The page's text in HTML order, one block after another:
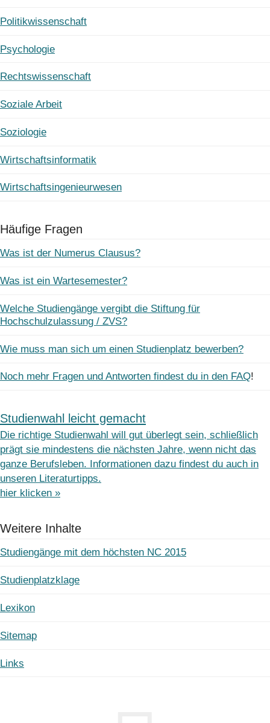
Politikwissenschaft
Psychologie
Rechtswissenschaft
Soziale Arbeit
Soziologie
Wirtschaftsinformatik
Wirtschaftsingenieurwesen
Häufige Fragen
Was ist der Numerus Clausus?
Was ist ein Wartesemester?
Welche Studiengänge vergibt die Stiftung für
Hochschulzulassung / ZVS?
Wie muss man sich um einen Studienplatz bewerben?
Noch mehr Fragen und Antworten findest du in den FAQ!
Studienwahl leicht gemacht
Die richtige Studienwahl will gut überlegt sein, schließlich
prägt sie mindestens die nächsten Jahre, wenn nicht das
ganze Berufsleben. Informationen dazu findest du auch in
unseren Literaturtipps.
hier klicken »
Weitere Inhalte
Studiengänge mit dem höchsten NC 2015
Studienplatzklage
Lexikon
Sitemap
Links